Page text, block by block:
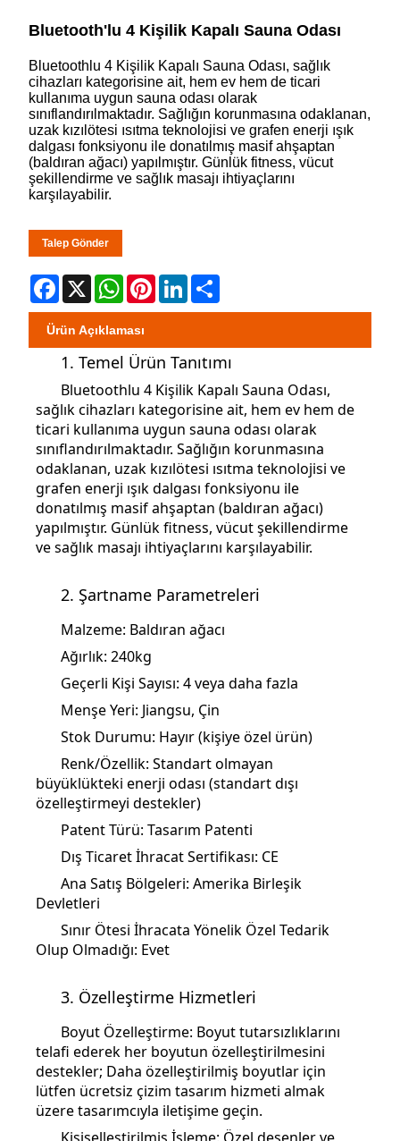
Bluetooth'lu 4 Kişilik Kapalı Sauna Odası
Bluetoothlu 4 Kişilik Kapalı Sauna Odası, sağlık
cihazları kategorisine ait, hem ev hem de ticari
kullanıma uygun sauna odası olarak
sınıflandırılmaktadır. Sağlığın korunmasına odaklanan,
uzak kızılötesi ısıtma teknolojisi ve grafen enerji ışık
dalgası fonksiyonu ile donatılmış masif ahşaptan
(baldıran ağacı) yapılmıştır. Günlük fitness, vücut
şekillendirme ve sağlık masajı ihtiyaçlarını
karşılayabilir.
Talep Gönder
Facebook
X WhatsApp
PinterestLinkedIn
Ürün Açıklaması
1. Temel Ürün Tanıtımı
Bluetoothlu 4 Kişilik Kapalı Sauna Odası,
sağlık cihazları kategorisine ait, hem ev hem de
ticari kullanıma uygun sauna odası olarak
sınıflandırılmaktadır. Sağlığın korunmasına
odaklanan, uzak kızılötesi ısıtma teknolojisi ve
grafen enerji ışık dalgası fonksiyonu ile
donatılmış masif ahşaptan (baldıran ağacı)
yapılmıştır. Günlük fitness, vücut şekillendirme
ve sağlık masajı ihtiyaçlarını karşılayabilir.
2. Şartname Parametreleri
Malzeme: Baldıran ağacı
Ağırlık: 240kg
Geçerli Kişi Sayısı: 4 veya daha fazla
Menşe Yeri: Jiangsu, Çin
Stok Durumu: Hayır (kişiye özel ürün)
Renk/Özellik: Standart olmayan
büyüklükteki enerji odası (standart dışı
özelleştirmeyi destekler)
Patent Türü: Tasarım Patenti
Dış Ticaret İhracat Sertifikası: CE
Ana Satış Bölgeleri: Amerika Birleşik
Devletleri
Sınır Ötesi İhracata Yönelik Özel Tedarik
Olup Olmadığı: Evet
3. Özelleştirme Hizmetleri
Boyut Özelleştirme: Boyut tutarsızlıklarını
telafi ederek her boyutun özelleştirilmesini
destekler; Daha özelleştirilmiş boyutlar için
lütfen ücretsiz çizim tasarım hizmeti almak
üzere tasarımcıyla iletişime geçin.